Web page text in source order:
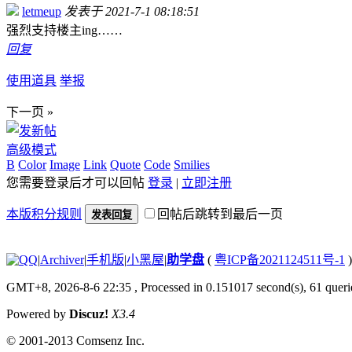
letmeup 发表于 2021-7-1 08:18:51
强烈支持楼主ing……
回复
使用道具 举报
下一页 »
高级模式
B Color Image Link Quote Code Smilies
您需要登录后才可以回帖 登录 | 立即注册
本版积分规则 发表回复 回帖后跳转到最后一页
|Archiver|手机版|小黑屋|助学盘 ( 粤ICP备2021124511号-1 )
GMT+8, 2026-8-6 22:35 , Processed in 0.151017 second(s), 61
Powered by Discuz! X3.4
© 2001-2013 Comsenz Inc.